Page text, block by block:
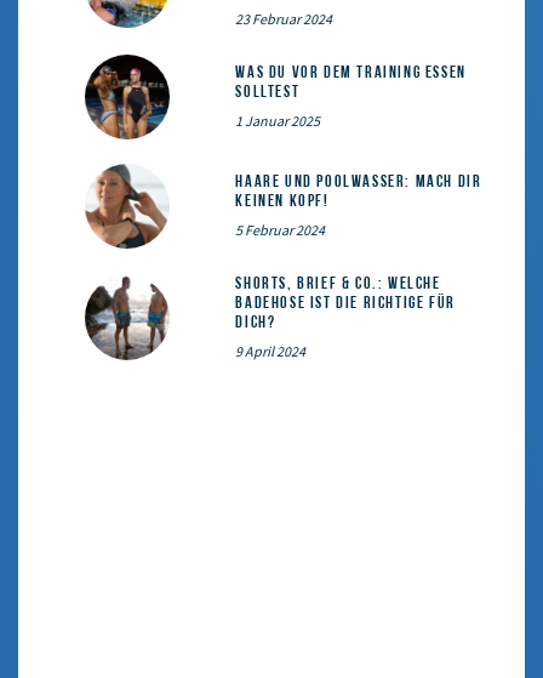
23 Februar 2024
Was du vor dem Training essen
solltest
1 Januar 2025
Haare und Poolwasser: Mach dir
keinen Kopf!
5 Februar 2024
Shorts, Brief & Co.: Welche
Badehose ist die Richtige für
dich?
9 April 2024